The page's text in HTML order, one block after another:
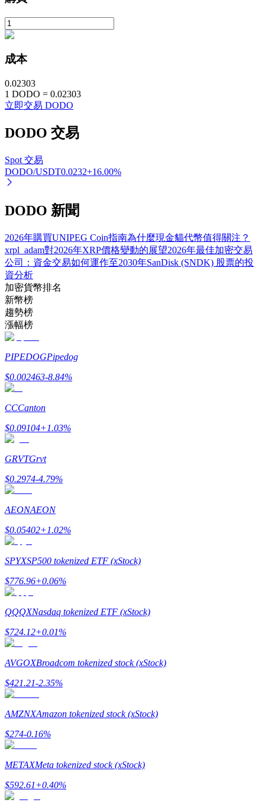
定投理财
享受活期理財及長期收益
學習理財
了解如何賺取穩定收入
Bitrue
Bitrue渠道合伙人
最高達65%佣金！
邀请好友
BTC 專享獎勵
成本
0.02303
1 DODO = 0.02303
立即交易 DODO
DODO 交易
Spot 交易
DODO/USDT0.0232+16.00%
DODO 新聞
2026年購買UNIPEG Coin指南為什麼現金貓代幣值得關注？
xrpl_adam對2026年XRP價格變動的展望2026年最佳加密交易
公司：資金交易如何運作至2030年SanDisk (SNDK) 股票的投
資分析
加密貨幣排名
新幣榜
趨勢榜
漲幅榜
PIPEDOGPipedog
$0.002463-8.84%
CCCanton
$0.09104+1.03%
GRVTGrvt
$0.2974-4.79%
AEONAEON
$0.05402+1.02%
SPYXSP500 tokenized ETF (xStock)
$776.96+0.06%
QQQXNasdaq tokenized ETF (xStock)
$724.12+0.01%
AVGOXBroadcom tokenized stock (xStock)
$421.21-2.35%
AMZNXAmazon tokenized stock (xStock)
$274-0.16%
METAXMeta tokenized stock (xStock)
$592.61+0.40%